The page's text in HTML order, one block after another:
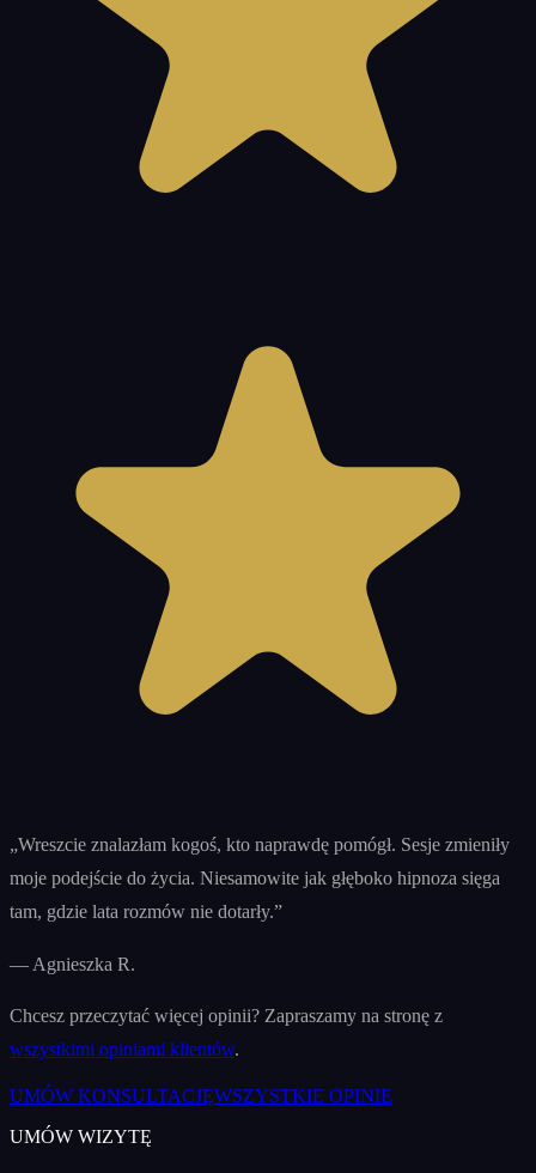
„Wreszcie znalazłam kogoś, kto naprawdę pomógł. Sesje zmieniły
moje podejście do życia. Niesamowite jak głęboko hipnoza sięga
tam, gdzie lata rozmów nie dotarły.”
— Agnieszka R.
Chcesz przeczytać więcej opinii? Zapraszamy na stronę z
wszystkimi opiniami klientów.
UMÓW KONSULTACJĘWSZYSTKIE OPINIE
UMÓW WIZYTĘ